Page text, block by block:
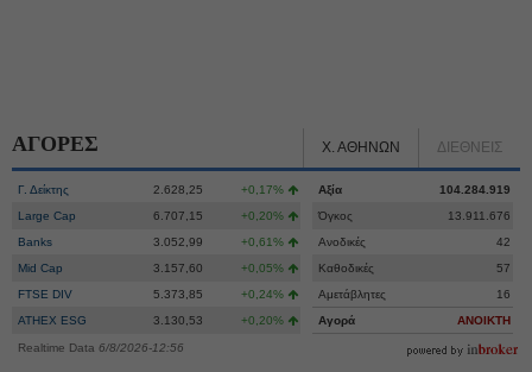
ΑΓΟΡΕΣ Χ. ΑΘΗΝΩΝ ΔΙΕΘΝΕΙΣ
Γ. Δείκτης 2.628,25
+0,17%
Large Cap
6.707,15
+0,20%
Banks
3.052,99
+0,61%
Mid Cap
3.157,60
+0,05%
FTSE DIV
5.373,85
+0,24%
ATHEX ESG
3.130,53 +0,20%
Αξία
104.284.919
Όγκος
13.911.676
Ανοδικές
42
Καθοδικές
57
Αμετάβλητες
16
Αγορά
ΑΝΟΙΚΤΗ
Realtime Data 6/8/2026-12:56